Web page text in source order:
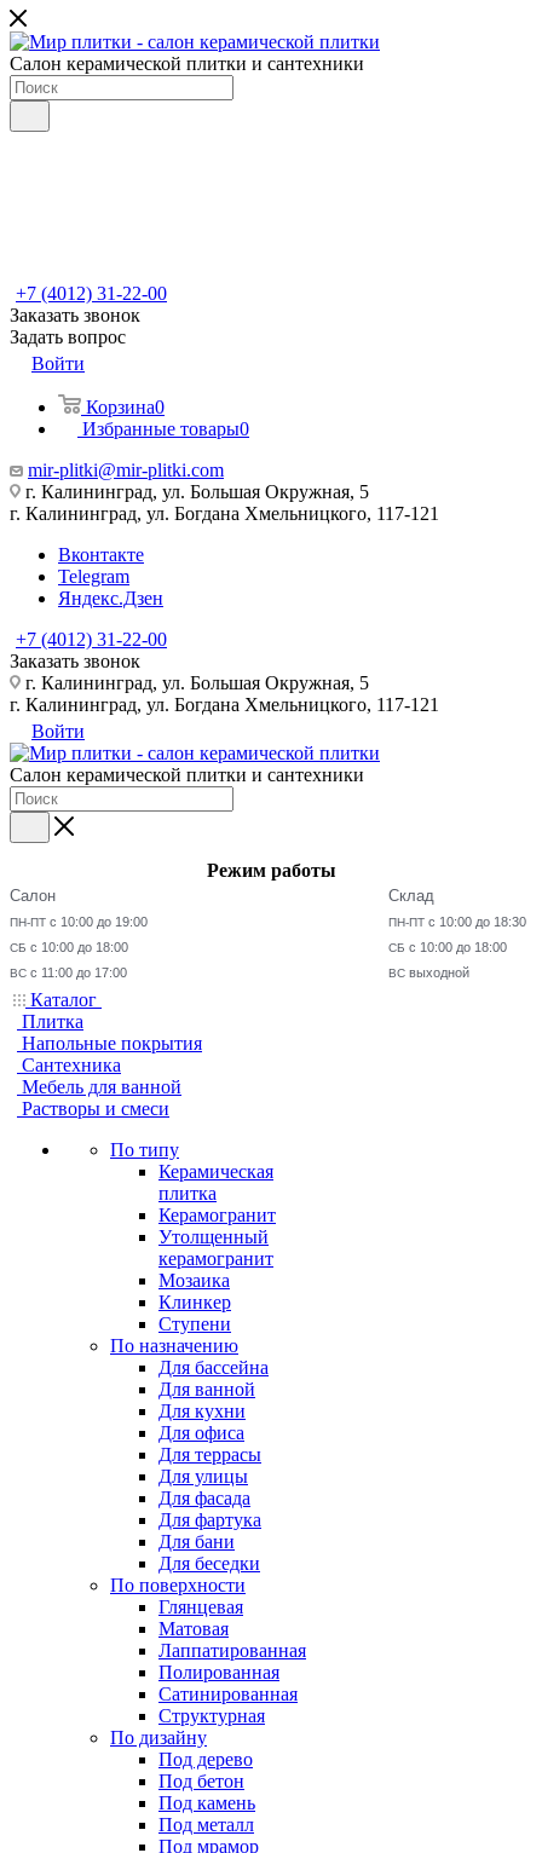
Салон керамической плитки и сантехники
+7 (4012) 31-22-00
Заказать звонок
Задать вопрос
Войти
Корзина0
Избранные товары0
mir-plitki@mir-plitki.com
г. Калининград, ул. Большая Окружная, 5
г. Калининград, ул. Богдана Хмельницкого, 117-121
Вконтакте
Telegram
Яндекс.Дзен
+7 (4012) 31-22-00
Заказать звонок
г. Калининград, ул. Большая Окружная, 5
г. Калининград, ул. Богдана Хмельницкого, 117-121
Войти
Салон керамической плитки и сантехники
Режим работы
Салон
ПН-ПТ с 10:00 до 19:00
СБ с 10:00 до 18:00
ВС с 11:00 до 17:00
Склад
ПН-ПТ с 10:00 до 18:30
СБ с 10:00 до 18:00
ВС выходной
Каталог
Плитка
Напольные покрытия
Сантехника
Мебель для ванной
Растворы и смеси
По типу
Керамическая
плитка
Керамогранит
Утолщенный
керамогранит
Мозаика
Клинкер
Ступени
По назначению
Для бассейна
Для ванной
Для кухни
Для офиса
Для террасы
Для улицы
Для фасада
Для фартука
Для бани
Для беседки
По поверхности
Глянцевая
Матовая
Лаппатированная
Полированная
Сатинированная
Структурная
По дизайну
Под дерево
Под бетон
Под камень
Под металл
Под мрамор